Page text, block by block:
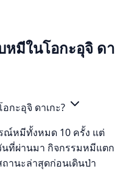
หมีในโอกะอุจิ ดา
กะอุจิ ดาเกะ?
ณ์หมีทั้งหมด 10 ครั้ง แต่
นที่ผ่านมา กิจกรรมหมีแตก
านะล่าสุดก่อนเดินป่า